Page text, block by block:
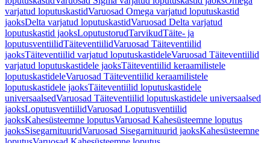
varjatud loputuskastidVaruosad Omega varjatud loputuskastid
jaoksDelta varjatud loputuskastidVaruosad Delta varjatud
loputuskastid jaoksLoputustorudTarvikudTäite- ja
loputusventiilidTäiteventiilidVaruosad Täiteventiilid
jaoksTäiteventiilid varjatud loputuskastideleVaruosad Täiteventiilid
varjatud loputuskastidele jaoksTäiteventiilid keraamilistele
loputuskastideleVaruosad Täiteventiilid keraamilistele
loputuskastidele jaoksTäiteventiilid loputuskastidele
universaalsedVaruosad Täiteventiilid loputuskastidele universaalsed
jaoksLoputusventiilidVaruosad Loputusventiilid
jaoksKahesüsteemne loputusVaruosad Kahesüsteemne loputus
jaoksSisegarnituuridVaruosad Sisegarnituurid jaoksKahesüsteemne